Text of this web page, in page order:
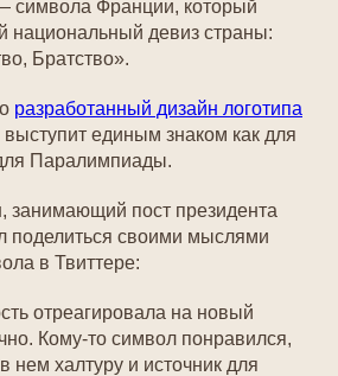
символа Франции, который
национальный девиз страны:
Братство».
разработанный дизайн логотипа
единым знаком как для
Паралимпиады.
занимающий пост президента
поделиться своими мыслями
в Твиттере:
отреагировала на новый
Кому-то символ понравился,
нем халтуру и источник для